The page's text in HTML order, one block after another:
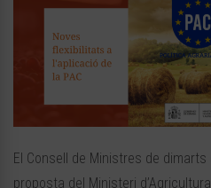
El Consell de Ministres de
proposta del Ministeri